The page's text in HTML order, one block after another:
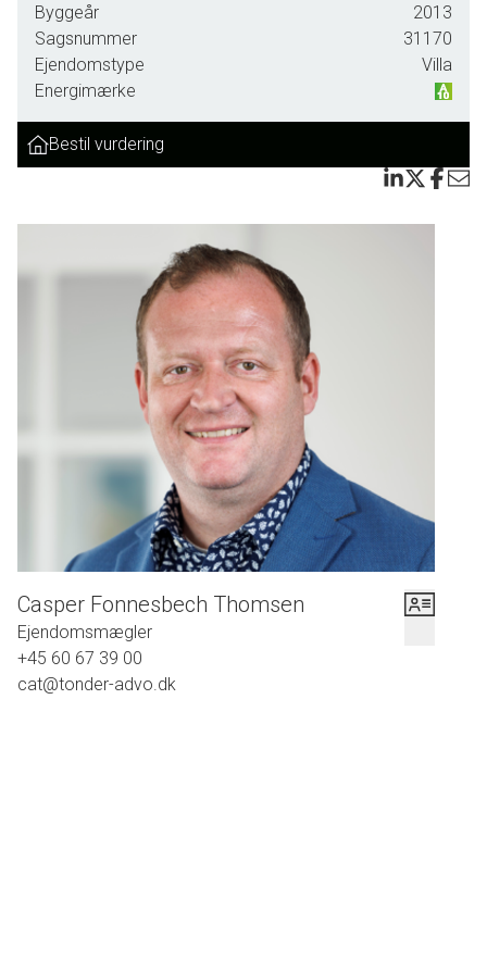
Byggeår
2013
Sagsnummer
31170
Ejendomstype
Villa
Energimærke
Bestil vurdering
Casper Fonnesbech Thomsen
Ejendomsmægler
+45 60 67 39 00
cat@tonder-advo.dk